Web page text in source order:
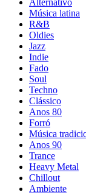
Alternativo
Música latina
R&B
Oldies
Jazz
Indie
Fado
Soul
Techno
Clássico
Anos 80
Forró
Música
Anos 90
Trance
Heavy Metal
Chillout
Ambiente